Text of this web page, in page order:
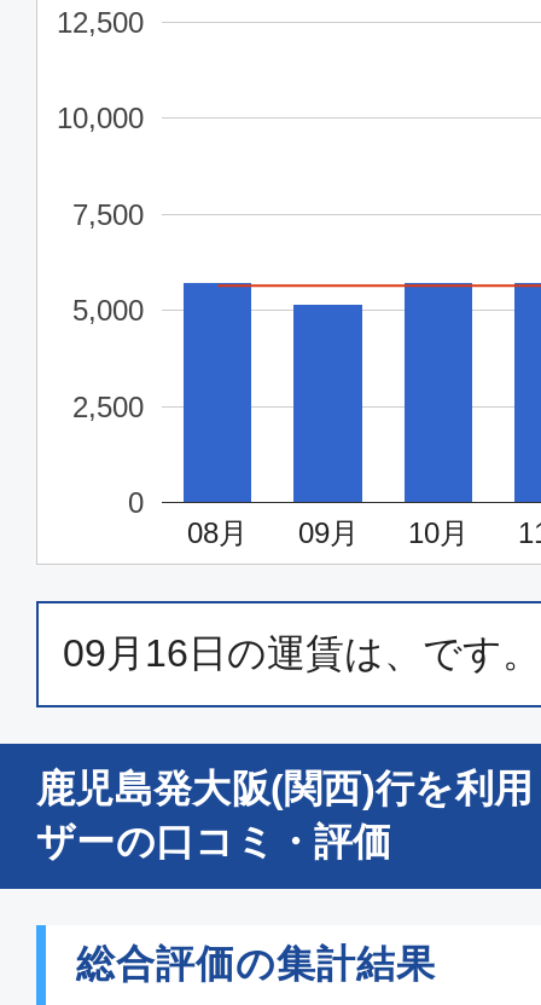
08月 09月 10月
0
2,500
5,000
7,500
10,000
12,500
09月16日 の運賃は、 です。
鹿児島発大阪(関西)行を利
ザーの口コミ・評価
総合評価の集計結果